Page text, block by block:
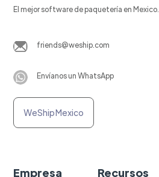
El mejor software de paquetería en Mexico.
friends@weship.com
Envíanos un WhatsApp
WeShip Mexico
Empresa Recursos